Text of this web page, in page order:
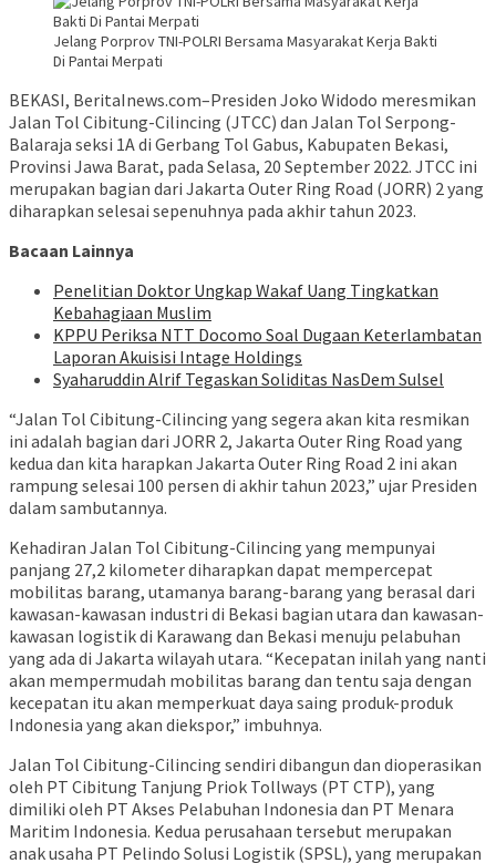
Jelang Porprov TNI-POLRI Bersama Masyarakat Kerja Bakti
Di Pantai Merpati
BEKASI, BeritaInews.com–Presiden Joko Widodo meresmikan
Jalan Tol Cibitung-Cilincing (JTCC) dan Jalan Tol Serpong-
Balaraja seksi 1A di Gerbang Tol Gabus, Kabupaten Bekasi,
Provinsi Jawa Barat, pada Selasa, 20 September 2022. JTCC ini
merupakan bagian dari Jakarta Outer Ring Road (JORR) 2 yang
diharapkan selesai sepenuhnya pada akhir tahun 2023.
Bacaan Lainnya
Penelitian Doktor Ungkap Wakaf Uang Tingkatkan
Kebahagiaan Muslim
KPPU Periksa NTT Docomo Soal Dugaan Keterlambatan
Laporan Akuisisi Intage Holdings
Syaharuddin Alrif Tegaskan Soliditas NasDem Sulsel
“Jalan Tol Cibitung-Cilincing yang segera akan kita resmikan
ini adalah bagian dari JORR 2, Jakarta Outer Ring Road yang
kedua dan kita harapkan Jakarta Outer Ring Road 2 ini akan
rampung selesai 100 persen di akhir tahun 2023,” ujar Presiden
dalam sambutannya.
Kehadiran Jalan Tol Cibitung-Cilincing yang mempunyai
panjang 27,2 kilometer diharapkan dapat mempercepat
mobilitas barang, utamanya barang-barang yang berasal dari
kawasan-kawasan industri di Bekasi bagian utara dan kawasan-
kawasan logistik di Karawang dan Bekasi menuju pelabuhan
yang ada di Jakarta wilayah utara. “Kecepatan inilah yang nanti
akan mempermudah mobilitas barang dan tentu saja dengan
kecepatan itu akan memperkuat daya saing produk-produk
Indonesia yang akan diekspor,” imbuhnya.
Jalan Tol Cibitung-Cilincing sendiri dibangun dan dioperasikan
oleh PT Cibitung Tanjung Priok Tollways (PT CTP), yang
dimiliki oleh PT Akses Pelabuhan Indonesia dan PT Menara
Maritim Indonesia. Kedua perusahaan tersebut merupakan
anak usaha PT Pelindo Solusi Logistik (SPSL), yang merupakan